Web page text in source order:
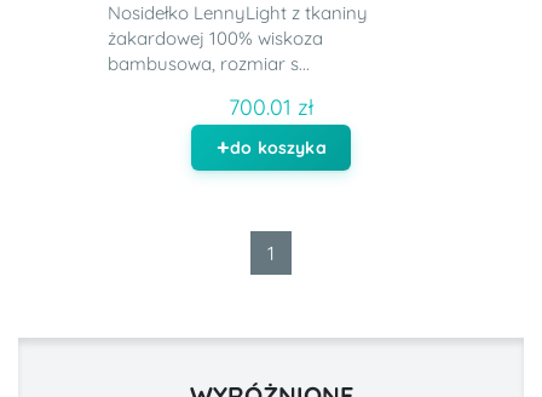
Nosidełko LennyLight z tkaniny
żakardowej 100% wiskoza
bambusowa, rozmiar s...
700.01 zł
do koszyka
1